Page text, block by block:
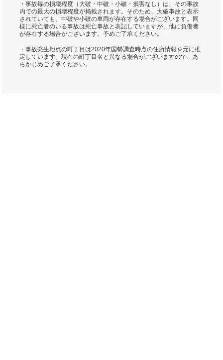
・事故毎の損壊程度（大破・中破・小破・損害なし）は、その事故
内での最大の損壊程度が掲載されます。そのため、大破事故と表示
されていても、中破や小破の車両が存在する場合がございます。同
様に死亡者のいる事故は死亡事故と表記していますが、他に負傷者
が存在する場合がございます。予めご了承ください。
・事故発生地点の町丁目は2020年国勢調査時点の住所情報を元に推
定しています。現在の町丁目名と異なる場合がございますので、あ
らかじめご了承ください。